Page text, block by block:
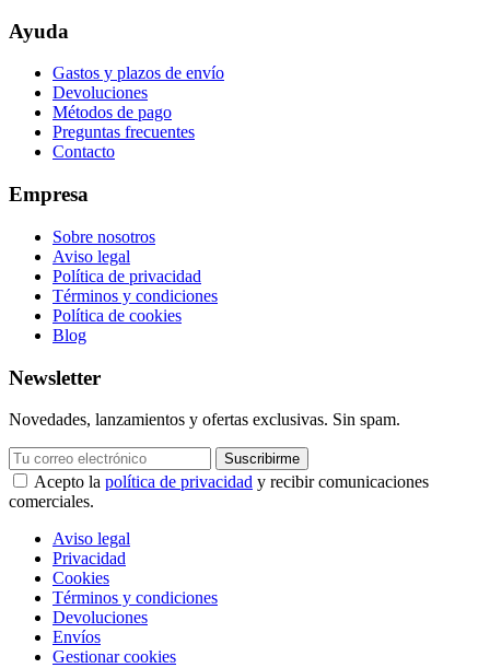
Ayuda
Gastos y plazos de envío
Devoluciones
Métodos de pago
Preguntas frecuentes
Contacto
Empresa
Sobre nosotros
Aviso legal
Política de privacidad
Términos y condiciones
Política de cookies
Blog
Newsletter
Novedades, lanzamientos y ofertas exclusivas. Sin spam.
Suscribirme
Acepto la política de privacidad y recibir comunicaciones
comerciales.
Aviso legal
Privacidad
Cookies
Términos y condiciones
Devoluciones
Envíos
Gestionar cookies